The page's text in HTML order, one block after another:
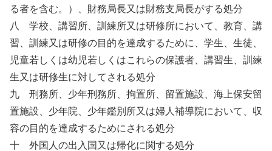
る者を含む。）、財務局長又は財務支局長がする処分
八 学校、講習所、訓練所又は研修所において、教育、講
習、訓練又は研修の目的を達成するために、学生、生徒、
児童若しくは幼児若しくはこれらの保護者、講習生、訓練
生又は研修生に対してされる処分
九 刑務所、少年刑務所、拘置所、留置施設、海上保安留
置施設、少年院、少年鑑別所又は婦人補導院において、収
容の目的を達成するためにされる処分
十 外国人の出入国又は帰化に関する処分